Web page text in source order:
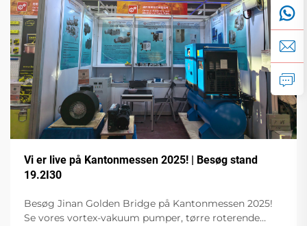
Vi er live på Kantonmessen 2025! | Besøg stand
19.2I30
Besøg Jinan Golden Bridge på Kantonmessen 2025!
Se vores vortex-vakuum pumper, tørre roterende